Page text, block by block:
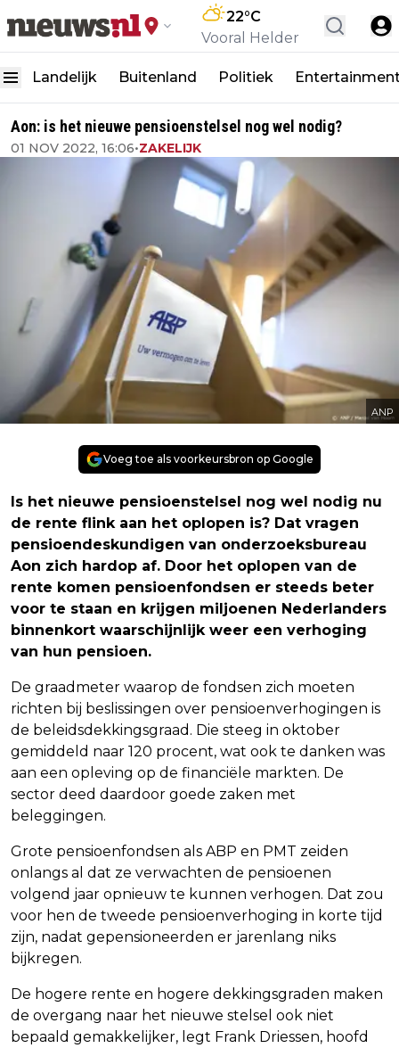
22°C
Vooral Helder
Landelijk Buitenland Politiek
Aon: is het nieuwe pensioenstelsel nog wel nodig?
01 NOV 2022, 16:06•ZAKELIJK
ANP
Voeg toe als voorkeursbron op Google
Is het nieuwe pensioenstelsel nog wel nodig nu
de rente flink aan het oplopen is? Dat vragen
pensioendeskundigen van onderzoeksbureau
Aon zich hardop af. Door het oplopen van de
rente komen pensioenfondsen er steeds beter
voor te staan en krijgen miljoenen Nederlanders
binnenkort waarschijnlijk weer een verhoging
van hun pensioen.
De graadmeter waarop de fondsen zich moeten
richten bij beslissingen over pensioenverhogingen is
de beleidsdekkingsgraad. Die steeg in oktober
gemiddeld naar 120 procent, wat ook te danken was
aan een opleving op de financiële markten. De
sector deed daardoor goede zaken met
beleggingen.
Grote pensioenfondsen als ABP en PMT zeiden
onlangs al dat ze verwachten de pensioenen
volgend jaar opnieuw te kunnen verhogen. Dat zou
voor hen de tweede pensioenverhoging in korte tijd
zijn, nadat gepensioneerden er jarenlang niks
bijkregen.
De hogere rente en hogere dekkingsgraden maken
de overgang naar het nieuwe stelsel ook niet
bepaald gemakkelijker, legt Frank Driessen, hoofd